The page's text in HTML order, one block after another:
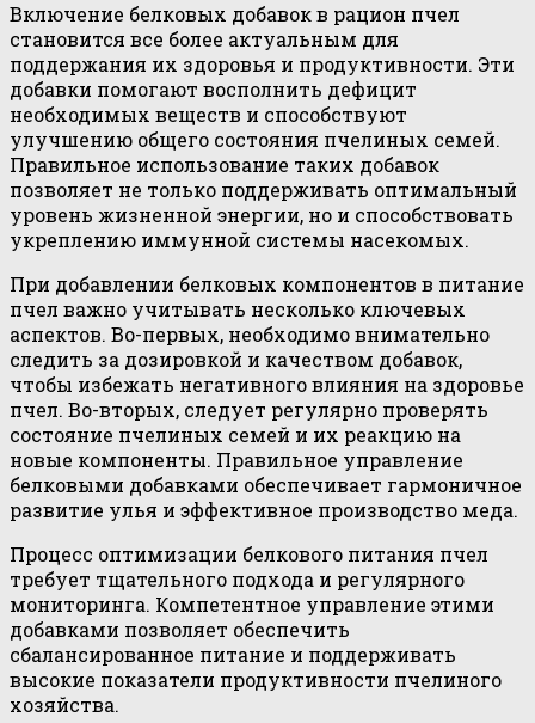
Включение белковых добавок в рацион пчел
становится все более актуальным для
поддержания их здоровья и продуктивности. Эти
добавки помогают восполнить дефицит
необходимых веществ и способствуют
улучшению общего состояния пчелиных семей.
Правильное использование таких добавок
позволяет не только поддерживать оптимальный
уровень жизненной энергии, но и способствовать
укреплению иммунной системы насекомых.
При добавлении белковых компонентов в питание
пчел важно учитывать несколько ключевых
аспектов. Во-первых, необходимо внимательно
следить за дозировкой и качеством добавок,
чтобы избежать негативного влияния на здоровье
пчел. Во-вторых, следует регулярно проверять
состояние пчелиных семей и их реакцию на
новые компоненты. Правильное управление
белковыми добавками обеспечивает гармоничное
развитие улья и эффективное производство меда.
Процесс оптимизации белкового питания пчел
требует тщательного подхода и регулярного
мониторинга. Компетентное управление этими
добавками позволяет обеспечить
сбалансированное питание и поддерживать
высокие показатели продуктивности пчелиного
хозяйства.